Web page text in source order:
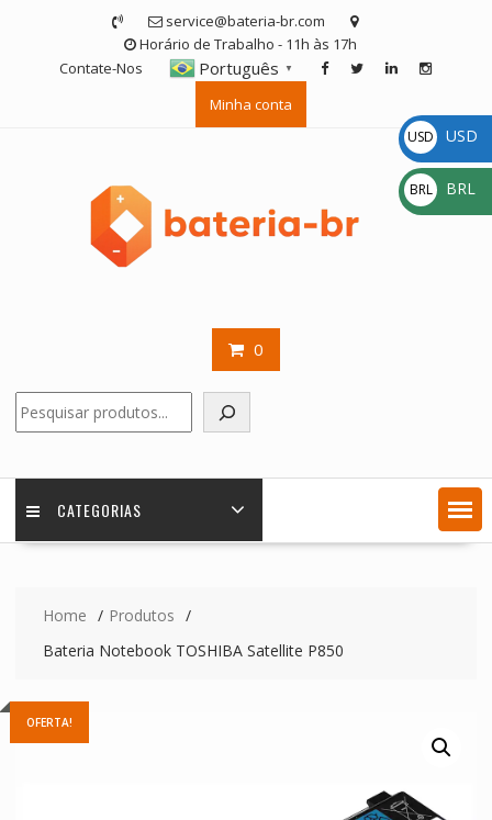
service@bateria-br.com
Horário de Trabalho - 11h às 17h
Contate-Nos
Português ▼
Minha conta
0
CATEGORIAS
Home
Produtos
Bateria Notebook TOSHIBA Satellite P850
OFERTA!
USD
$
USD
BRL
R$
BRL